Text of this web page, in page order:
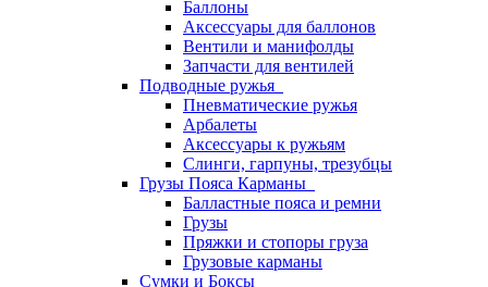
Баллоны
Аксессуары для баллонов
Вентили и манифолды
Запчасти для вентилей
Подводные ружья
Пневматические ружья
Арбалеты
Аксессуары к ружьям
Слинги, гарпуны, трезубцы
Грузы Пояса Карманы
Балластные пояса и ремни
Грузы
Пряжки и стопоры груза
Грузовые карманы
Сумки и Боксы